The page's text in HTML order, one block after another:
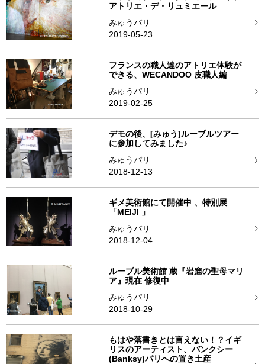
アトリエ・デ・リュミエール
みゅうパリ
2019-05-23
フランスの職人達のアトリエ体験が
できる、WECANDOO 皮職人編
みゅうパリ
2019-02-25
デモの後、[みゅう]ルーブルツアー
に参加してみました♪
みゅうパリ
2018-12-13
ギメ美術館にて開催中 、特別展
「MEIJI 」
みゅうパリ
2018-12-04
ルーブル美術館 蔵『岩窟の聖母マリ
ア』現在 修復中
みゅうパリ
2018-10-29
もはや落書きとは言えない！？イギ
リスのアーティスト、バンクシー
(Banksy)パリへの置き土産